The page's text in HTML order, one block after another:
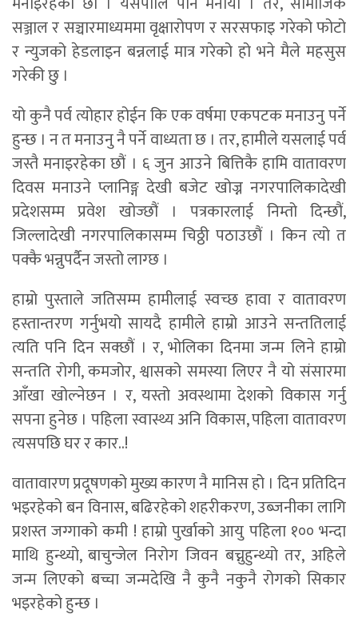
सञ्जाल र सञ्चारमाध्यममा वृक्षारोपण र सरसफाइ गरेको फोटो
र न्युजको हेडलाइन बन्नलाई मात्र गरेको हो भने मैले महसुस
गरेकी छु ।
यो कुनै पर्व त्योहार होईन कि एक वर्षमा एकपटक मनाउनु पर्ने
हुन्छ । न त मनाउनु नै पर्ने वाध्यता छ । तर, हामीले यसलाई पर्व
जस्तै मनाइरहेका छौं । ६ जुन आउने बित्तिकै हामि वातावरण
दिवस मनाउने प्लानिङ्ग देखी बजेट खोज्न नगरपालिकादेखी
प्रदेशसम्म प्रवेश खोज्छौं । पत्रकारलाई निम्तो दिन्छौं,
जिल्लादेखी नगरपालिकासम्म चिठ्ठी पठाउछौं । किन त्यो त
पक्कै भन्नुपर्दैन जस्तो लाग्छ ।
हाम्रो पुस्ताले जतिसम्म हामीलाई स्वच्छ हावा र वातावरण
हस्तान्तरण गर्नुभयो सायदै हामीले हाम्रो आउने सन्ततिलाई
त्यति पनि दिन सक्छौं । र, भोलिका दिनमा जन्म लिने हाम्रो
सन्तति रोगी, कमजोर, श्वासको समस्या लिएर नै यो संसारमा
आँखा खोल्नेछन । र, यस्तो अवस्थामा देशको विकास गर्नु
सपना हुनेछ । पहिला स्वास्थ्य अनि विकास, पहिला वातावरण
त्यसपछि घर र कार..!
वातावारण प्रदूषणको मुख्य कारण नै मानिस हो । दिन प्रतिदिन
भइरहेको बन विनास, बढिरहेको शहरीकरण, उब्जनीका लागि
प्रशस्त जग्गाको कमी ! हाम्रो पुर्खाको आयु पहिला १०० भन्दा
माथि हुन्थ्यो, बाचुन्जेल निरोग जिवन बच्नुहुन्थ्यो तर, अहिले
जन्म लिएको बच्चा जन्मदेखि नै कुनै नकुनै रोगको सिकार
भइरहेको हुन्छ ।